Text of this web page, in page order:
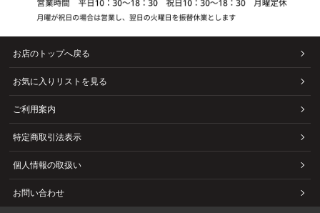
お店のトップへ戻る
お気に入りリストを見る
ご利用案内
特定商取引法表示
個人情報の取扱い
お問い合わせ